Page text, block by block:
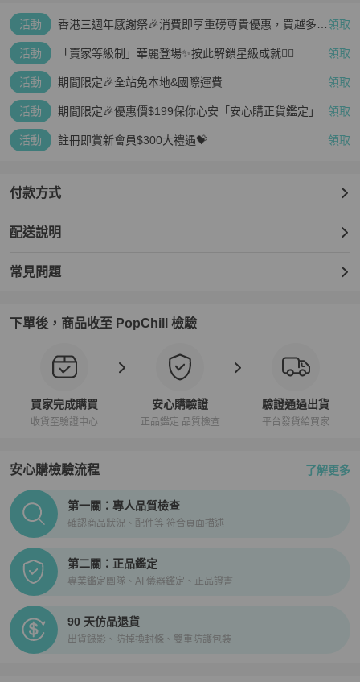
邊角：輕微磨損
氣味：我們沒有聞到任何難聞的氣味。
其他備註：-
【PopChill 台灣購物保障】
★免國際運費，免高額關稅．90天仿品疑慮全額退款
★下單時於 PopChill 付費台幣499元加購安心購（正品鑑定）與（品
質檢查）服務，意即商品抵達台灣時，由PopChill進行開箱錄影比對
商品圖文相符以及二次鑑定和確認缺件，如存在重大落差，平台將提
供拍照服務，買家有權利取消訂單，無須支付任何費用。
★免國際運費，免關稅．90天內存疑全額退款
證）與（品質檢查）服務，意即商品抵達香港時，由PopChill進行開
照服務，買家有權利取消訂單，無須支付任何費用。
★若商品不通過PopChill 的品質檢查和鑑定，您的訂單將被取消，系
統自動退回整張訂單的金額（包含安心購費用）。
★ 鑑定將使用美國第三方權威專業鑑定機構之服務，大多數加贈正貨
證書，部分含鑑定分析。
【寄送時程相關】
★ 商品由境外寄至 PopChill 驗證中心鑑定（鑑證）通過後才配送，
【商品瑕疵說明】
★ 日本中古奢侈品市場對於商品進行分級，讓消費者即使透過網購，
也能從英文字母等級（SA．A 級．B 級．BC 級）判斷商品的保存狀
況。
★ 二手商品非新品，圖文已盡力完整敘述細節，請買家務必將商品照
片放大看，並綜合商品圖片和文字去綜合考量與判斷。
★ 日本中古名牌行業統一的分級標準非常嚴謹，商品狀況已於說明處
明確標示等級，如下單即表示可接受商品狀況。
★商品的成色判定基於 Brand Street 日本的標準來評判，因個人評判
活動
香港三週年感謝祭🎉消費即享重磅尊貴優惠，買越多、 領取
活動 「賣家等級制」華麗登場✨按此解鎖星級成就👆🏻 領取
活動 期間限定🎉全站免本地&國際運費 領取
活動 期間限定🎉優惠價$199保你心安「安心購正貨鑑定」 領取
活動 註冊即賞新會員$300大禮遇💝 領取
付款方式
配送說明
常見問題
下單後，商品收至 PopChill 檢驗
買家完成購買
收貨至驗證中心
安心購驗證
正品鑑定 品質檢查
驗證通過出貨
平台發貨給買家
安心購檢驗流程 了解更多
PopChill拍拍圈正品驗證、安心購檢驗流程介紹
第一關：專人品質檢查
確認商品狀況、配件等 符合頁面描述
第二關：正品鑑定
專業鑑定團隊、AI 儀器鑑定、正品證書
90 天仿品退貨
出貨錄影、防掉換封條、雙重防護包裝